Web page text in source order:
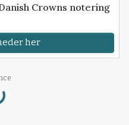
Crowns notering
her